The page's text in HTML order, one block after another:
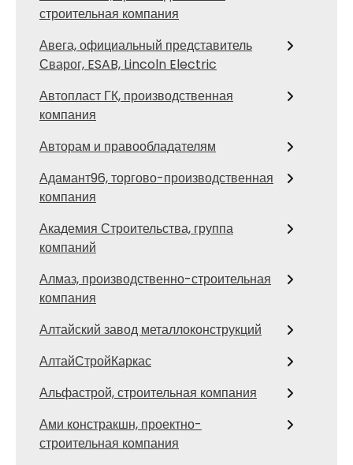
строительная компания
Авега, официальный представитель
Сварог, ESAB, Lincoln Electric
Автопласт ГК, производственная
компания
Авторам и правообладателям
Адамант96, торгово-производственная
компания
Академия Строительства, группа
компаний
Алмаз, производственно-строительная
компания
Алтайский завод металлоконструкций
АлтайСтройКаркас
Альфастрой, строительная компания
Ами констракшн, проектно-
строительная компания